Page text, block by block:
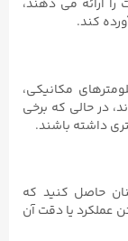
ارائه می دهند،
کند.
مکانیکی،
در حالی که برخی
داشته باشند.
حاصل کنید که
عملکرد یا دقت آن